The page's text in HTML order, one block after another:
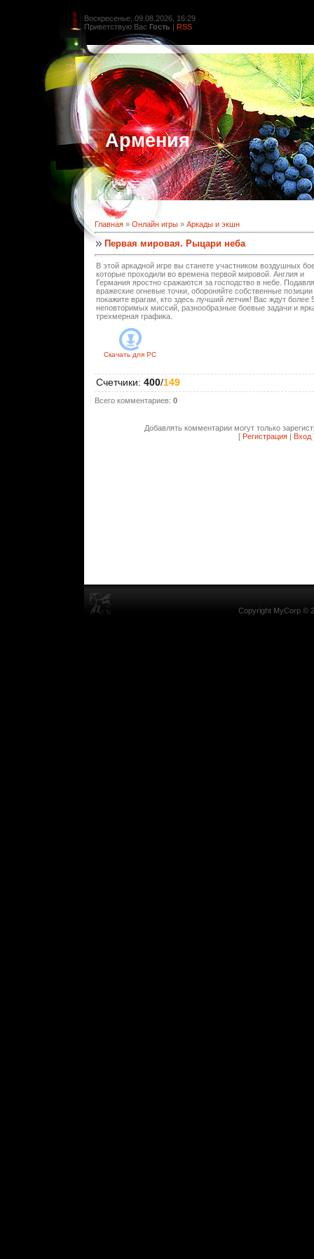
Воскресенье, 09.08.2026, 16:29
Приветствую Вас Гость | RSS
Армения
Главная » Онлайн игры » Аркады и экшн
Первая мировая. Рыцари неба
В этой аркадной игре вы станете участником воздушных
которые проходили во времена первой мировой. Англия и
Германия яростно сражаются за господство в небе.
вражеские огневые точки, обороняйте собственные позиции
покажите врагам, кто здесь лучший летчик! Вас ждут более
неповторимых миссий, разнообразные боевые задачи и
трехмерная графика.
Скачать для PC
Счетчики: 400/149
Всего комментариев: 0
Добавлять комментарии могут только
[ Регистрация Вход
Copyright MyCorp ©